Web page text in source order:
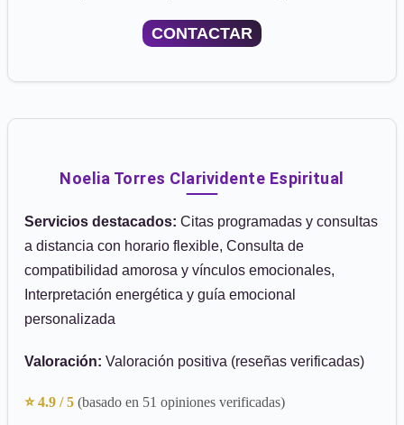
CONTACTAR
Noelia Torres Clarividente Espiritual
Servicios destacados: Citas programadas y consultas
a distancia con horario flexible, Consulta de
compatibilidad amorosa y vínculos emocionales,
Interpretación energética y guía emocional
personalizada
Valoración: Valoración positiva (reseñas verificadas)
⭐ 4.9 / 5 (basado en 51 opiniones verificadas)